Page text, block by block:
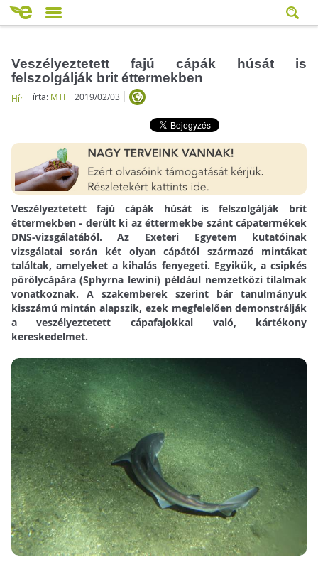
Veszélyeztetett fajú cápák húsát is
felszolgálják brit éttermekben
Hír írta: MTI 2019/02/03
Veszélyeztetett fajú cápák húsát is felszolgálják brit
éttermekben - derült ki az éttermekbe szánt cápatermékek
DNS-vizsgálatából. Az Exeteri Egyetem kutatóinak
vizsgálatai során két olyan cápától származó mintákat
találtak, amelyeket a kihalás fenyegeti. Egyikük, a csipkés
pörölycápára (Sphyrna lewini) például nemzetközi tilalmak
vonatkoznak. A szakemberek szerint bár tanulmányuk
kisszámú mintán alapszik, ezek megfelelően demonstrálják
a veszélyeztetett cápafajokkal való, kártékony
kereskedelmet.